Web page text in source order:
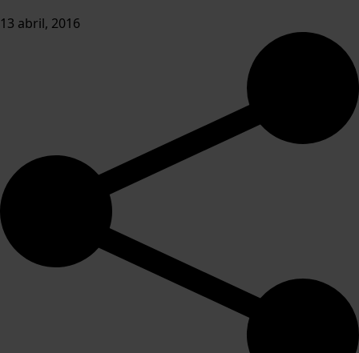
13 abril, 2016